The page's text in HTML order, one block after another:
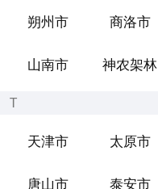
朔州市 商洛市
山南市 神农架林
T
天津市 太原市
唐山市 泰安市